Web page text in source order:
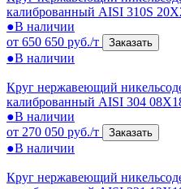
калиброванный AISI 310S
●В наличии
от 650 650 руб./т
Заказать
●В наличии
Круг нержавеющий
калиброванный AISI 304
●В наличии
от 270 050 руб./т
Заказать
●В наличии
Круг нержавеющий